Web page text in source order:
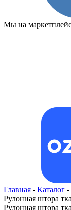
Мы на
Главная - Каталог -
Рулонная штора
Рулонная штора